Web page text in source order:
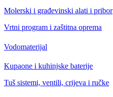
Molerski i građevinski alati i pribor
Vrtni program i zaštitna oprema
Vodomaterijal
Kupaone i kuhinjske baterije
Tuš sistemi, ventili, crijeva i ručke